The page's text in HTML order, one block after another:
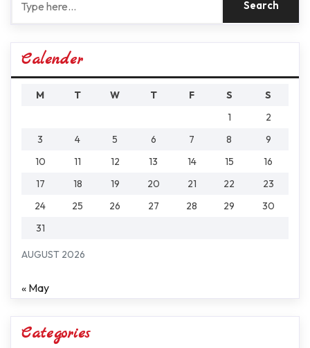
Calender
AUGUST 2026
M T W T F S
S
1
2
3
4 5 6 7 8
9
10
11 12 13 14 15
16
17
18 19 20 21 22
23
24
25 26 27 28 29
30
31
« May
Categories